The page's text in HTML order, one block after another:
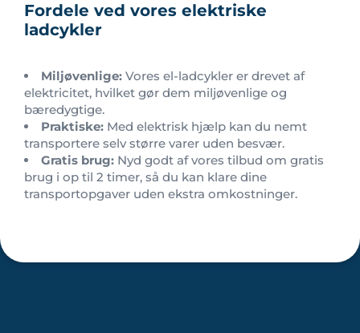
Fordele ved vores elektriske
ladcykler
Miljøvenlige: Vores el-ladcykler er drevet af
elektricitet, hvilket gør dem miljøvenlige og
bæredygtige.
Praktiske: Med elektrisk hjælp kan du nemt
transportere selv større varer uden besvær.
Gratis brug: Nyd godt af vores tilbud om gratis
brug i op til 2 timer, så du kan klare dine
transportopgaver uden ekstra omkostninger.